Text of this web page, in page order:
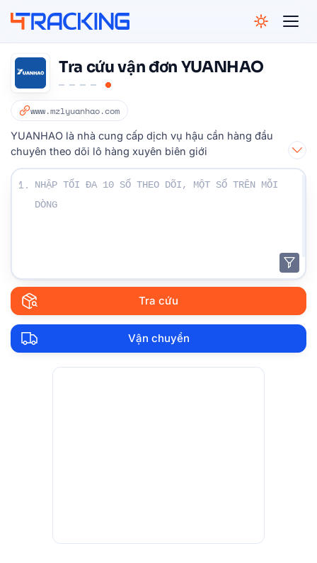
Tra cứu vận đơn YUANHAO
www.mzlyuanhao.com
YUANHAO là nhà cung cấp dịch vụ hậu cần hàng đầu
chuyên theo dõi lô hàng xuyên biên giới
Nhập số Theo dõi của bạn:
1.
Tra cứu
Vận chuyển